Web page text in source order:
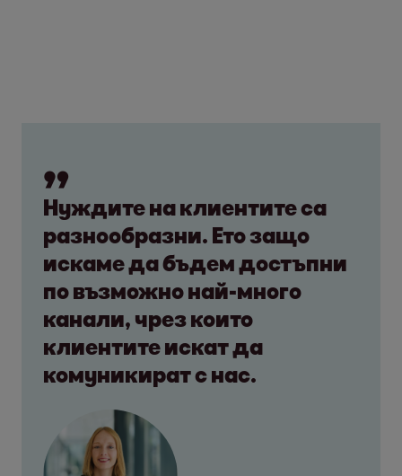
Нуждите на клиентите са
разнообразни. Ето защо
искаме да бъдем достъпни
по възможно най-много
канали, чрез които
клиентите искат да
комуникират с нас.